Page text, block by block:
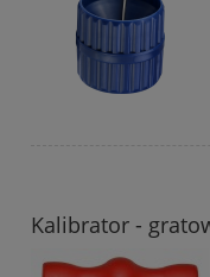
Kalibrator -